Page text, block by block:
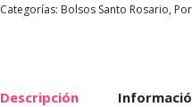
Categorías: Bolsos Santo Rosario,
Descripción